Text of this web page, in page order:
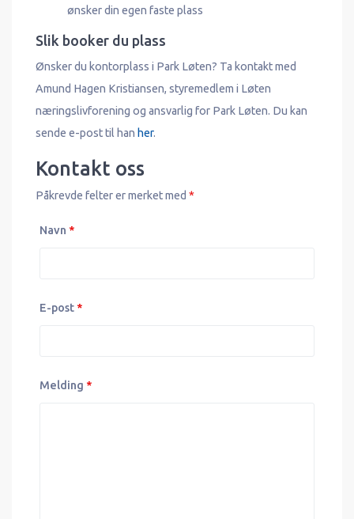
ønsker din egen faste plass
Slik booker du plass
Ønsker du kontorplass i Park Løten? Ta kontakt med
Amund Hagen Kristiansen, styremedlem i Løten
næringslivforening og ansvarlig for Park Løten. Du kan
sende e-post til han her.
Kontakt oss
Påkrevde felter er merket med *
Navn *
E-post *
Melding *